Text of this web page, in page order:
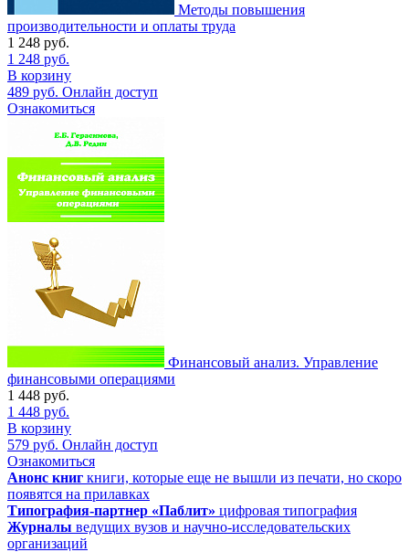
Методы повышения
производительности и оплаты труда
1 248 руб.
1 248 руб.
В корзину
489 руб. Онлайн доступ
Ознакомиться
Финансовый анализ. Управление
финансовыми операциями
1 448 руб.
1 448 руб.
В корзину
579 руб. Онлайн доступ
Ознакомиться
Анонс книг книги, которые еще не вышли из печати, но скоро
появятся на прилавках
Типография-партнер «Паблит» цифровая типография
Журналы ведущих вузов и научно-исследовательских
организаций